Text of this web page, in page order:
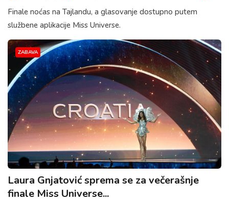
Finale noćas na Tajlandu, a glasovanje dostupno putem
službene aplikacije Miss Universe.
ZABAVA
Laura Gnjatović sprema se za večerašnje
finale Miss Universe...